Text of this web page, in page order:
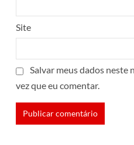
Site
Salvar meus dados neste
vez que eu comentar.